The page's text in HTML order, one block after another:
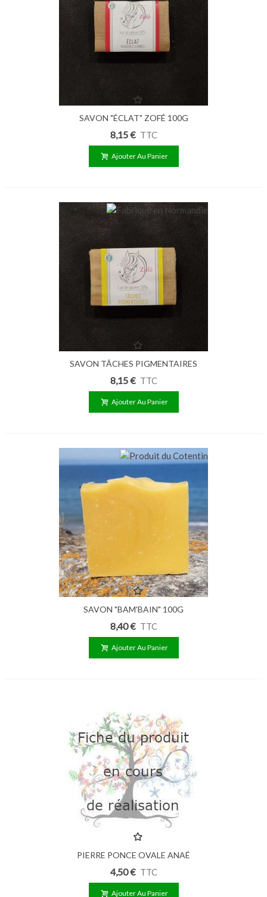
SAVON "ÉCLAT" ZOFÉ 100G
8,15 € TTC
Ajouter Au Panier
SAVON TÂCHES PIGMENTAIRES
ZOFÉ 100G
8,15 € TTC
Ajouter Au Panier
SAVON "BAM'BAIN" 100G
8,40 € TTC
Ajouter Au Panier
PIERRE PONCE OVALE ANAÉ
4,50 € TTC
Ajouter Au Panier